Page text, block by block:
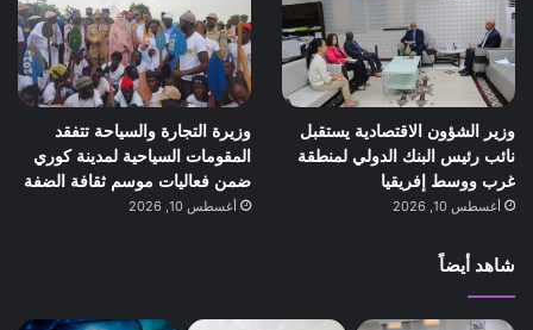
وزير الشؤون الاقتصادية يستقبل
نائب رئيس البنك الدولي لمنطقة
غرب ووسط إفريقيا
أغسطس 10, 2026
وزيرة التجارة والسياحة تتفقد
المقومات السياحية لمدينة كوري
ضمن فعاليات موسم ثقافة الضفة
أغسطس 10, 2026
شاهد أيضاً